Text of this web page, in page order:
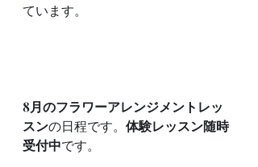
ています。
8月のフラワーアレンジメントレッ
スンの日程です。 体験レッスン随時
受付中です。